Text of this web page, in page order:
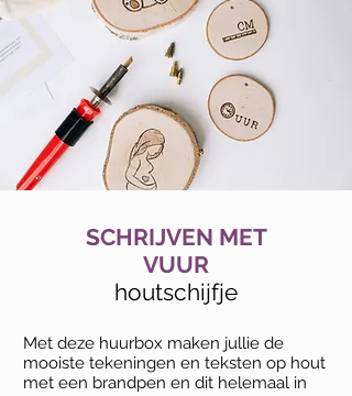
SCHRIJVEN MET
VUUR
houtschijfje
Met deze huurbox maken jullie de
mooiste tekeningen en teksten op hout
met een brandpen en dit helemaal in